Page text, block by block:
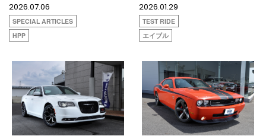
2026.07.06
SPECIAL ARTICLES
HPP
2026.01.29
TEST RIDE
エイブル